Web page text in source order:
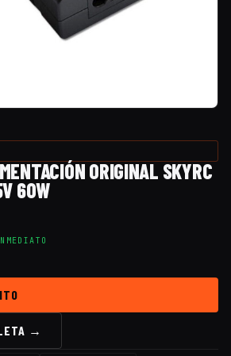
ORIGINAL SKYRC
60W
→